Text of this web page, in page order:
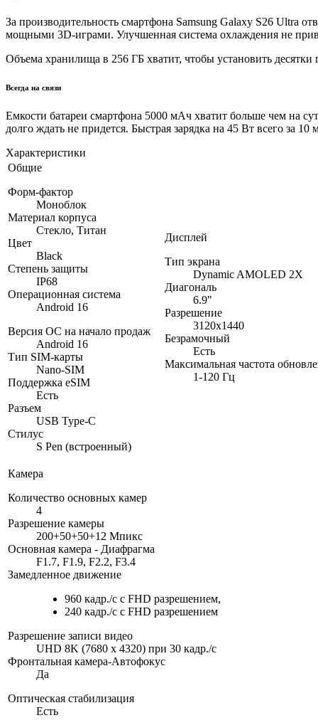
За производительность смартфона Samsung Galaxy S26 Ultra
мощными 3D-играми. Улучшенная система охлаждения не
Объема хранилища в 256 ГБ хватит, чтобы установить
Всегда на связи
Емкости батареи смартфона 5000 мАч хватит больше чем на
долго ждать не придется. Быстрая зарядка на 45 Вт всего за
Характеристики
Общие
Форм-фактор
Моноблок
Материал корпуса
Стекло, Титан
Цвет
Black
Степень защиты
IP68
Операционная система
Android 16
Версия ОС на начало продаж
Android 16
Тип SIM-карты
Nano-SIM
Поддержка eSIM
Есть
Разъем
USB Type-C
Стилус
S Pen (встроенный)
Дисплей
Тип экрана
Dynamic AMOLED 2X
Диагональ
6.9"
Разрешение
3120x1440
Безрамочный
Есть
Максимальная частота
1-120 Гц
Камера
Количество основных камер
4
Разрешение камеры
200+50+50+12 Мпикс
Основная камера - Диафрагма
F1.7, F1.9, F2.2, F3.4
Замедленное движение
960 кадр./с с FHD разрешением,
240 кадр./с с FHD разрешением
Разрешение записи видео
UHD 8K (7680 x 4320) при 30 кадр./c
Фронтальная камера-Автофокус
Да
Оптическая стабилизация
Есть